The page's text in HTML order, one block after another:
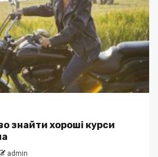
знайти хороші курси
admin